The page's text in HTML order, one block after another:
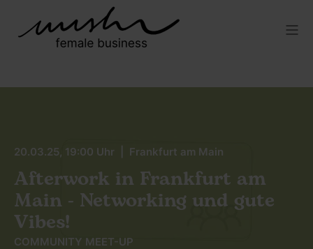
20.03.25, 19:00 Uhr | Frankfurt am Main
Afterwork in Frankfurt am
Main - Networking und gute
Vibes!
COMMUNITY MEET-UP